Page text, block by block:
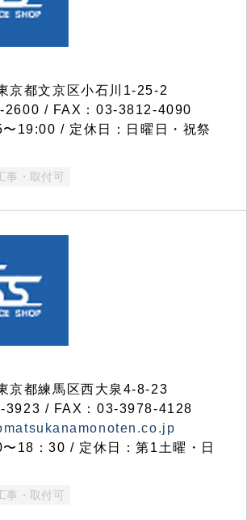
都文京区小石川1-25-2
2600 / FAX：03-3812-4090
19:00 / 定休日：日曜日・祝祭
事・取付可
都練馬区西大泉4-8-23
3923 / FAX：03-3978-4128
18：30 / 定休日：第1土曜・日
事・取付可